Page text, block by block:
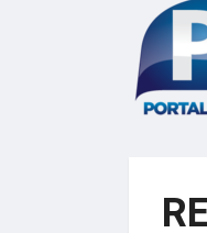
planeamento